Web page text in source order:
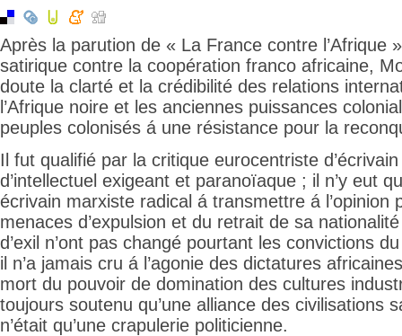
Après la parution de « La France contre l’Afrique
satirique contre la coopération franco africaine,
doute la clarté et la crédibilité des relations
l’Afrique noire et les anciennes puissances
peuples colonisés á une résistance pour la
Il fut qualifié par la critique eurocentriste
d’intellectuel exigeant et paranoïaque ; il n’y eut
écrivain marxiste radical á transmettre á l’opinion
menaces d’expulsion et du retrait de sa
d’exil n’ont pas changé pourtant les convictions
il n’a jamais cru á l’agonie des dictatures
mort du pouvoir de domination des cultures
toujours soutenu qu’une alliance des civilisations
n’était qu’une crapulerie politicienne.